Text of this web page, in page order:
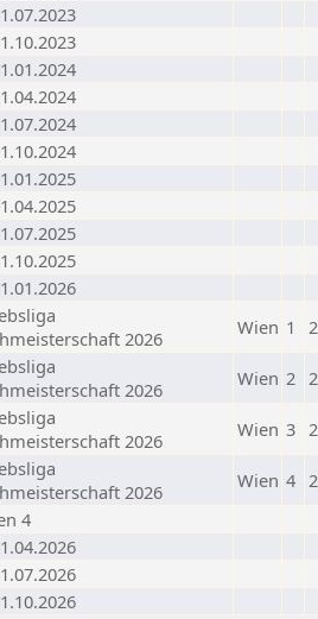
2026
Wien 1
2026
Wien 2
2026
Wien 3
2026
Wien 4
4